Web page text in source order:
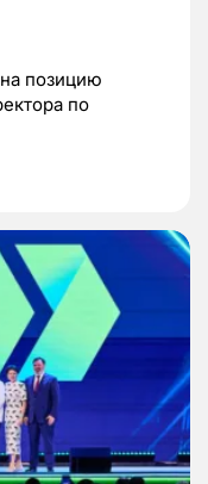
позицию
по